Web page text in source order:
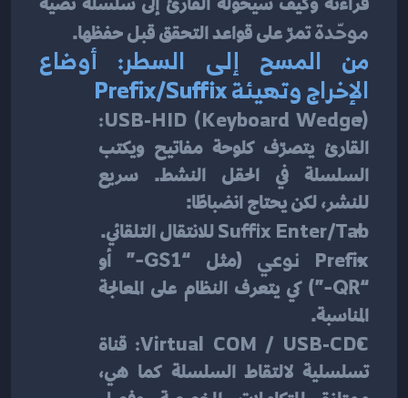
موحّدة تمرّ على قواعد التحقق قبل حفظها.
الإخراج وتهيئة Prefix/Suffix
USB-HID (Keyboard Wedge):
السلسلة في الحقل النشط. سريع
للنشر، لكن يحتاج انضباطًا:
Suffix Enter/Tab للانتقال التلقائي.
Prefix نوعي
“QR-”) كي يتعرف النظام على المعالجة
المناسبة.
Virtual COM / USB-CDC: